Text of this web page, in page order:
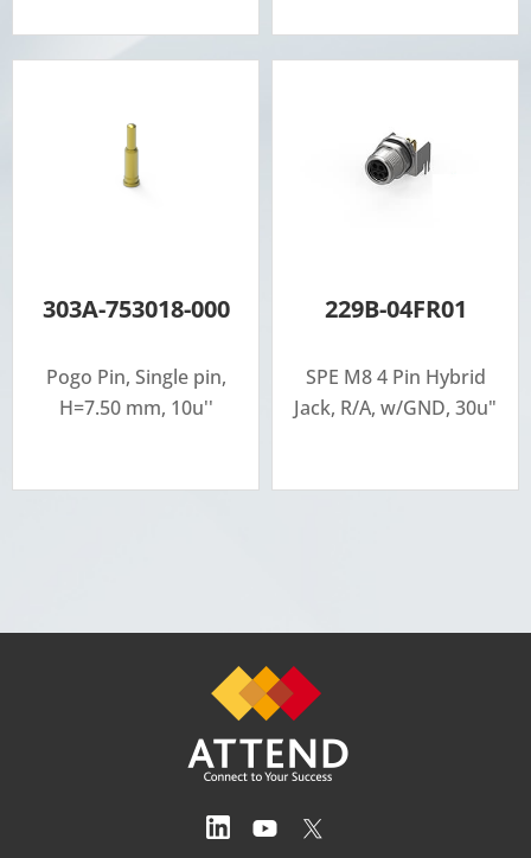
303A-753018-000
Pogo Pin, Single pin,
H=7.50 mm, 10u''
229B-04FR01
SPE M8 4 Pin Hybrid
Jack, R/A, w/GND, 30u"